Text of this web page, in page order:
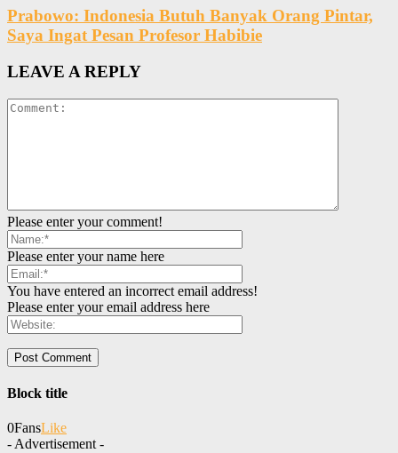
Prabowo: Indonesia Butuh Banyak Orang Pintar,
Saya Ingat Pesan Profesor Habibie
LEAVE A REPLY
Please enter your comment!
Please enter your name here
You have entered an incorrect email address!
Please enter your email address here
Block title
0FansLike
- Advertisement -